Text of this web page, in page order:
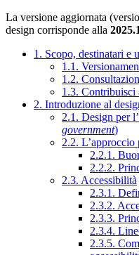
La versione aggiornata
design corrisponde alla 2025.1
1. Scopo, destinatari e
1.1.
1.2.
1.3. Contribuisci
2. Introduzione al
2.1. Design per
government)
2.2. L’approccio
2.2.1.
2.2.2.
2.3. Accessibilità
2.3.1.
2.3.2.
2.3.3.
2.3.4.
2.3.5.